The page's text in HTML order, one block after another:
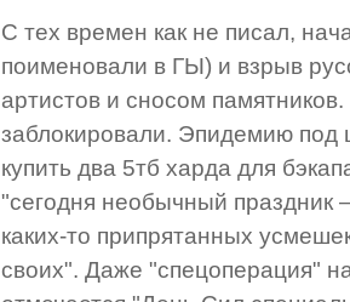
С тех времен как не писал,
поименовали в ГЫ) и взрыв
артистов и сносом
заблокировали. Эпидемию под
купить два 5тб харда для
"сегодня необычный праздник
каких-то припрятанных
своих". Даже "спецоперация"